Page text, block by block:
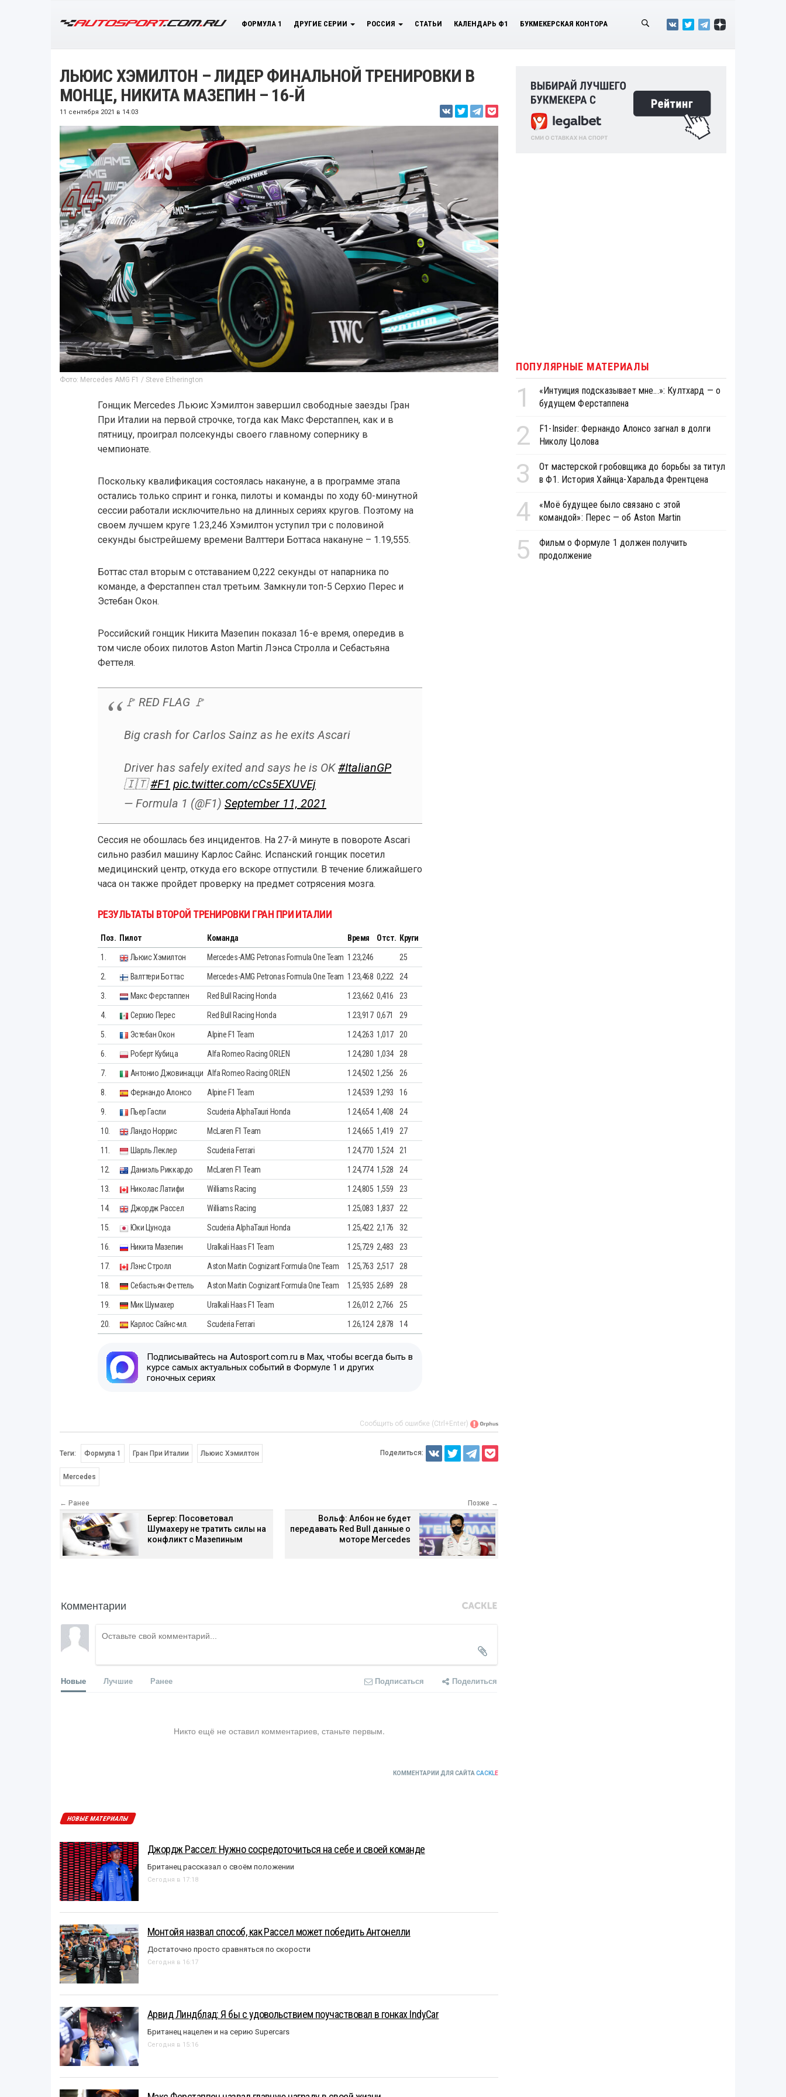
ФОРМУЛА 1 ДРУГИЕ СЕРИИ РОССИЯ СТАТЬИ КАЛЕНДАРЬ Ф1 БУКМЕКЕРСКАЯ КОНТОРА
ЛЬЮИС ХЭМИЛТОН – ЛИДЕР ФИНАЛЬНОЙ ТРЕНИРОВКИ В
МОНЦЕ, НИКИТА МАЗЕПИН – 16-Й
11 сентября 2021 в 14:03
Фото: Mercedes AMG F1 / Steve Etherington
Гонщик Mercedes Льюис Хэмилтон завершил свободные заезды Гран
При Италии на первой строчке, тогда как Макс Ферстаппен, как и в
пятницу, проиграл полсекунды своего главному сопернику в
чемпионате.
Поскольку квалификация состоялась накануне, а в программе этапа
остались только спринт и гонка, пилоты и команды по ходу 60-минутной
сессии работали исключительно на длинных сериях кругов. Поэтому на
своем лучшем круге 1.23,246 Хэмилтон уступил три с половиной
секунды быстрейшему времени Валттери Боттаса накануне – 1.19,555.
Боттас стал вторым с отставанием 0,222 секунды от напарника по
команде, а Ферстаппен стал третьим. Замкнули топ-5 Серхио Перес и
Эстебан Окон.
Российский гонщик Никита Мазепин показал 16-е время, опередив в
том числе обоих пилотов Aston Martin Лэнса Стролла и Себастьяна
Феттеля.
🚩 RED FLAG 🚩
Big crash for Carlos Sainz as he exits Ascari
Driver has safely exited and says he is OK#ItalianGP
🇮🇹#F1 pic.twitter.com/cCs5EXUVEj
— Formula 1 (@F1) September 11, 2021
Сессия не обошлась без инцидентов. На 27-й минуте в повороте Ascari
сильно разбил машину Карлос Сайнс. Испанский гонщик посетил
медицинский центр, откуда его вскоре отпустили. В течение ближайшего
часа он также пройдет проверку на предмет сотрясения мозга.
РЕЗУЛЬТАТЫ ВТОРОЙ ТРЕНИРОВКИ ГРАН ПРИ ИТАЛИИ
Поз. Пилот Команда Время Отст. Круги
1. Льюис Хэмилтон Mercedes-AMG Petronas Formula One Team 1.23,246 25
2. Валттери Боттас Mercedes-AMG Petronas Formula One Team 1.23,468 0,222 24
3. Макс Ферстаппен Red Bull Racing Honda 1.23,662 0,416 23
4. Серхио Перес Red Bull Racing Honda 1.23,917 0,671 29
5. Эстебан Окон Alpine F1 Team 1.24,263 1,017 20
6. Роберт Кубица Alfa Romeo Racing ORLEN 1.24,280 1,034 28
7. Антонио Джовинацци Alfa Romeo Racing ORLEN 1.24,502 1,256 26
8. Фернандо Алонсо Alpine F1 Team 1.24,539 1,293 16
9. Пьер Гасли Scuderia AlphaTauri Honda 1.24,654 1,408 24
10. Ландо Норрис McLaren F1 Team 1.24,665 1,419 27
11. Шарль Леклер Scuderia Ferrari 1.24,770 1,524 21
12. Даниэль Риккардо McLaren F1 Team 1.24,774 1,528 24
13. Николас Латифи Williams Racing 1.24,805 1,559 23
14. Джордж Рассел Williams Racing 1.25,083 1,837 22
15. Юки Цунода Scuderia AlphaTauri Honda 1.25,422 2,176 32
16. Никита Мазепин Uralkali Haas F1 Team 1.25,729 2,483 23
17. Лэнс Стролл Aston Martin Cognizant Formula One Team 1.25,763 2,517 28
18. Себастьян Феттель Aston Martin Cognizant Formula One Team 1.25,935 2,689 28
19. Мик Шумахер Uralkali Haas F1 Team 1.26,012 2,766 25
20. Карлос Сайнс-мл. Scuderia Ferrari 1.26,124 2,878 14
Подписывайтесь на Autosport.com.ru в Max, чтобы всегда быть в
курсе самых актуальных событий в Формуле 1 и других
гоночных сериях
Сообщить об ошибке (Ctrl+Enter)
Теги: Формула 1 Гран При Италии Льюис Хэмилтон
Mercedes
Поделиться:
← Ранее
Бергер: Посоветовал
Шумахеру не тратить силы на
конфликт с Мазепиным
Позже →
Вольф: Албон не будет
передавать Red Bull данные о
моторе Mercedes
Комментарии
Новые Лучшие Ранее Подписаться Поделиться
Никто ещё не оставил комментариев, станьте первым.
КОММЕНТАРИИ ДЛЯ САЙТА CACKLE
НОВЫЕ МАТЕРИАЛЫ
Джордж Рассел: Нужно сосредоточиться на себе и своей команде
Британец рассказал о своём положении
Сегодня в 17:18
Монтойя назвал способ, как Рассел может победить Антонелли
Достаточно просто сравняться по скорости
Сегодня в 16:17
Арвид Линдблад: Я бы с удовольствием поучаствовал в гонках IndyCar
Британец нацелен и на серию Supercars
Сегодня в 15:16
ПОПУЛЯРНЫЕ МАТЕРИАЛЫ
1
«Интуиция подсказывает мне...»: Култхард — о
будущем Ферстаппена
2
F1-Insider: Фернандо Алонсо загнал в долги
Николу Цолова
3
От мастерской гробовщика до борьбы за титул
в Ф1. История Хайнца-Харальда Френтцена
4
«Моё будущее было связано с этой
командой»: Перес — об Aston Martin
5
Фильм о Формуле 1 должен получить
продолжение